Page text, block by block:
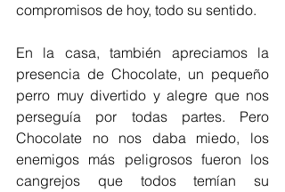
compromisos de hoy, todo su sentido.
En la casa, también apreciamos la
presencia de Chocolate, un pequeño
perro muy divertido y alegre que nos
perseguía por todas partes. Pero
Chocolate no nos daba miedo, los
enemigos más peligrosos fueron los
cangrejos que todos temían su